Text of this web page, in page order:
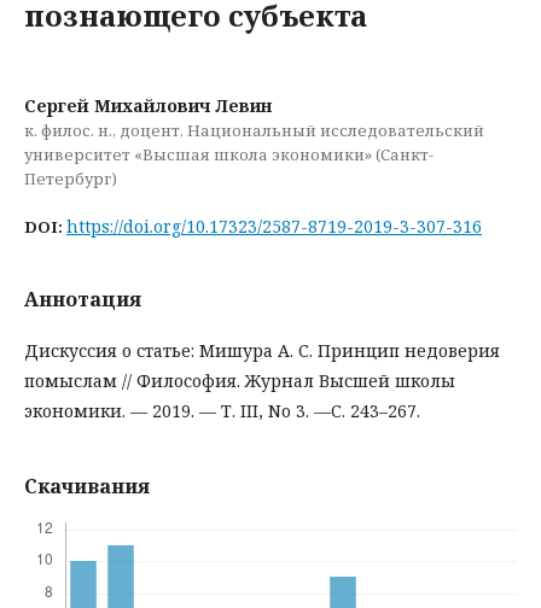
познающего субъекта
Сергей Михайлович Левин
к. филос. н., доцент, Национальный исследовательский
университет «Высшая школа экономики» (Санкт-
Петербург)
DOI: https://doi.org/10.17323/2587-8719-2019-3-307-316
Аннотация
Дискуссия о статье: Мишура А. С. Принцип недоверия
помыслам // Философия. Журнал Высшей школы
экономики. — 2019. — Т. III, No 3. —С. 243–267.
Скачивания